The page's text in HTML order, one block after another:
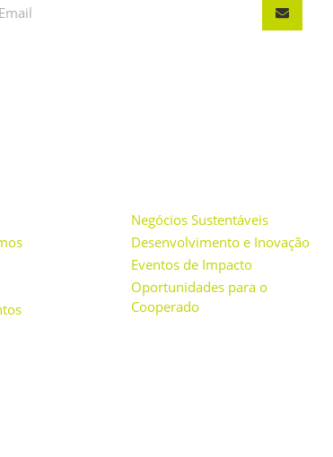
Negócios Sustentáveis
Desenvolvimento e Inovação
Eventos de Impacto
Oportunidades para o
Cooperado